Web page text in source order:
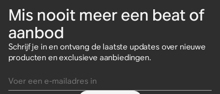
Mis nooit meer een beat of
aanbod
Schrijf je in en ontvang de laatste updates over nieuwe
producten en exclusieve aanbiedingen.